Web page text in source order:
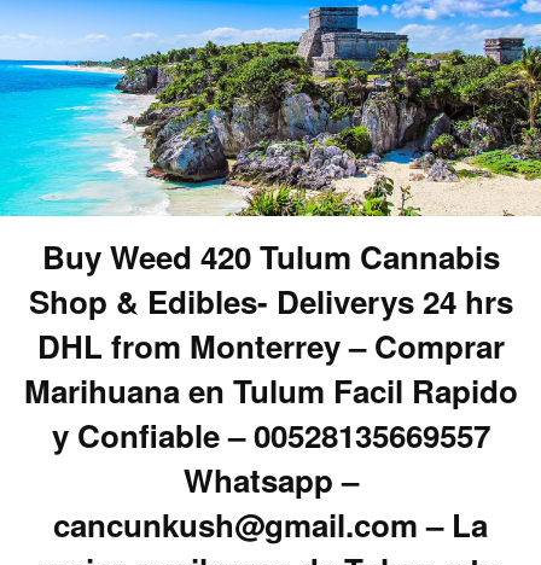
Buy Weed 420 Tulum Cannabis
Shop & Edibles- Deliverys 24 hrs
DHL from Monterrey – Comprar
Marihuana en Tulum Facil Rapido
y Confiable – 00528135669557
Whatsapp –
cancunkush@gmail.com – La